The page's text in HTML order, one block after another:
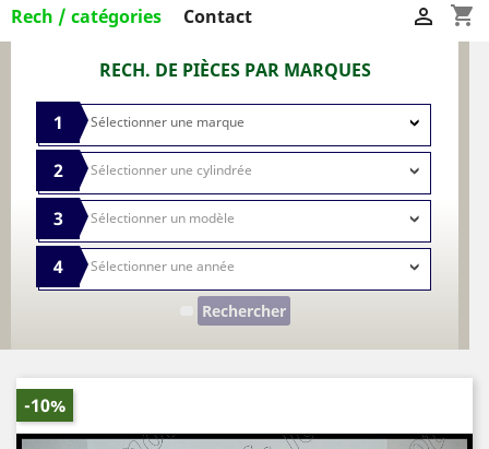
Rech / catégories Contact shopping_cart

RECH. DE PIÈCES PAR MARQUES
1
2
3
4
Rechercher
-10%